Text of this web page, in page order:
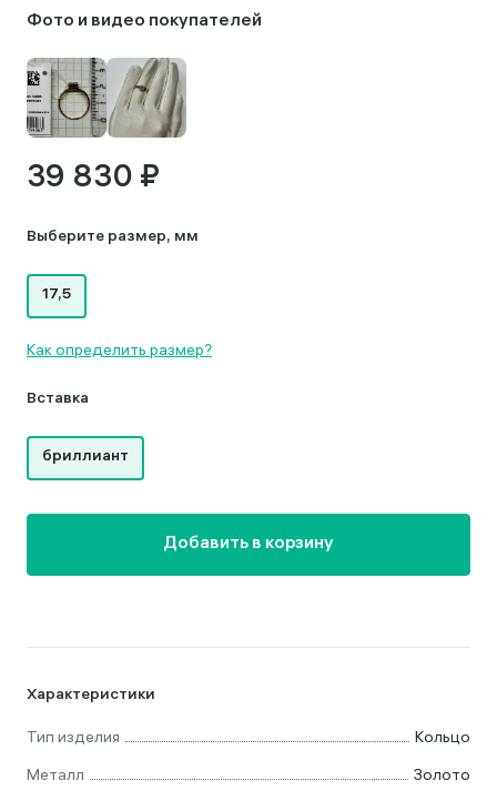
Фото и видео покупателей
Характеристики
Тип изделия
Кольцо
Металл
Золото
39 830 ₽
Выберите размер, мм
17,5
Как определить размер?
Вставка
бриллиант
Добавить в корзину